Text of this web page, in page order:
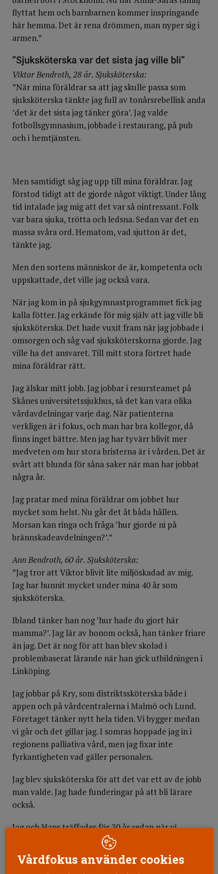
flyttat hem och barnbarnen kommer inspringande
här hemma. Det är rena drömmen, man nyper sig i
armen.”
”Sjuksköterska var det sista jag ville bli”
Viktor Bendroth, 28 år. Sjuksköterska:
”När mina föräldrar sa att jag skulle passa som
sjukskö­terska tänkte jag full av tonårsrebellisk anda
’det är det sista jag tänker göra’. Jag valde
fotbollsgymnasium, jobbade i restaurang, på pub
och i hemtjänsten.
.
Men samtidigt såg jag upp till mina föräldrar. Jag
förstod tidigt att de gjorde något viktigt. Under lång
tid intalade jag mig att det var så ointressant. Folk
var bara sjuka, trötta och ledsna. Sedan var det en
massa svåra ord. Hematom, vad sjutton är det,
tänkte jag.
Men den sortens män­niskor de är, kompetenta och
uppskattade, det ville jag också vara.
När jag kom in på sjukgymnastprogrammet fick jag
kalla fötter. Jag erkände för mig själv att jag ville bli
sjuksköterska. Det hade vuxit fram när jag jobbade i
omsorgen och såg vad sjuksköterskorna gjorde. Jag
ville ha det ansvaret. Till mitt stora förtret hade
mina föräldrar rätt.
Jag älskar mitt jobb. Jag jobbar i resursteamet på
Skånes universitetssjukhus, så det kan vara olika
vårdavdelningar varje dag. När patienterna
verkligen är i fokus, och man har bra kollegor, då
finns inget bättre. Men jag har tyvärr blivit mer
medveten om hur stora bristerna är i vården. Det är
svårt att blunda för såna saker när man har jobbat
några år.
Jag pratar med mina föräldrar om jobbet hur
mycket som helst. Nu går det åt båda hållen.
Morsan kan ringa och fråga ’hur gjorde ni på
brännskadeavdelningen?’.”
Ann Bendroth, 60 år. Sjuksköterska:
”Jag tror att Viktor blivit lite miljöskadad av mig.
Jag har hunnit mycket under mina 40 år som
sjuksköterska.
Ibland tänker han nog ’hur hade du gjort här
mamma?’. Jag lär av honom också, han tänker friare
än jag. Det är nog för att han blev skolad i
problembaserat lärande när han gick utbildningen i
Linköping.
Jag jobbar på Kry, som distriktssköterska både i
appen och på vårdcentralerna i Malmö och Lund.
Företaget tänker nytt hela tiden. Vi bygger medan
vi går och det gillar jag. I somras hoppade jag in i
regionens palliativa vård, men jag fixar inte
fyrkantigheten vad gäller personalen.
Jag blev sjuksköterska för att det var ett av de jobb
man valde. Jag hade funderingar på att bli lärare
också.
Jag och Hans träffades för 30 år sedan när vi
jobbade på en hjärtavdelning på Simrishamns
sjukhus.”
Vårdfokus använder cookies